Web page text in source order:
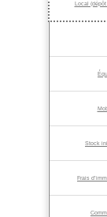
Local
Stock
Frais